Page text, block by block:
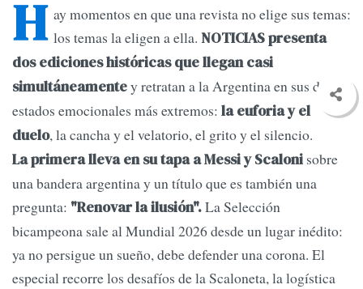
H ay momentos en que una revista no elige sus temas:
los temas la eligen a ella. NOTICIAS presenta
dos ediciones históricas que llegan casi
simultáneamentey retratan a la Argentina en sus dos
estados emocionales más extremos: la euforia y el
duelo, la cancha y el velatorio, el grito y el silencio.
La primera lleva en su tapa a Messi y Scaloni sobre
una bandera argentina y un título que es también una
pregunta: "Renovar la ilusión".La Selección
bicampeona sale al Mundial 2026 desde un lugar inédito:
ya no persigue un sueño, debe defender una corona. El
especial recorre los desafíos de la Scaloneta, la logística